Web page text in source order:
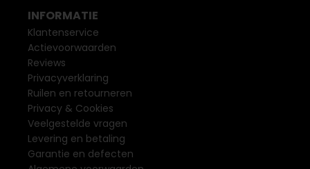
INFORMATIE
Klantenservice
Actievoorwaarden
Reviews
Privacyverklaring
Ruilen en retourneren
Privacy & Cookies
Veelgestelde vragen
Levering en betaling
Garantie en defecten